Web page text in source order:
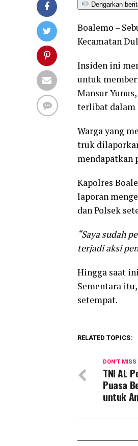
Dengarkan
Boalemo –
Kecamatan
Insiden ini
untuk
Mansur
terlibat dalam
Warga yang
truk
mendapatkan
Kapolres
laporan
dan Polsek
“Saya sudah
terjadi aksi
Hingga saat
Sementara
setempat.
RELATED TOPICS:
DON'T MISS
TNI AL
Puasa
untuk